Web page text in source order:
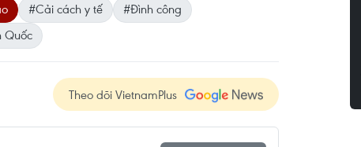
#Cải cách y tế
#Đình công
Quốc
Theo dõi VietnamPlus